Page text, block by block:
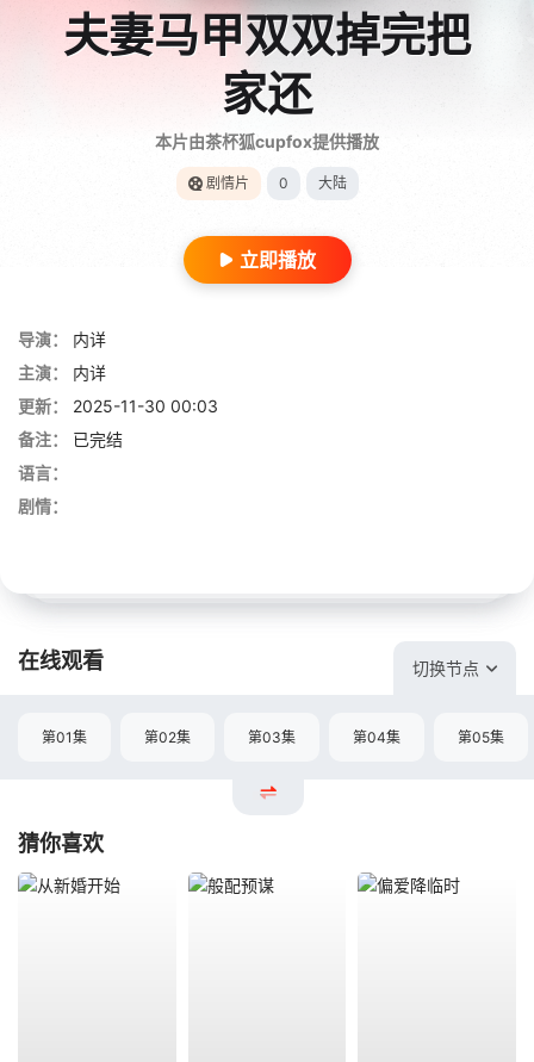
夫妻马甲双双掉完把
家还
本片由茶杯狐cupfox提供播放
剧情片 0 大陆
立即播放
导演：
内详
主演：
内详
更新：
2025-11-30 00:03
备注：
已完结
语言：
剧情：
在线观看 切换节点
第01集 第02集 第03集 第04集 第05集
猜你喜欢